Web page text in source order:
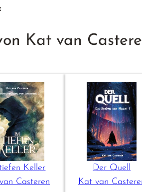
Kat van
Keller
Casteren
Der Quell
Kat van